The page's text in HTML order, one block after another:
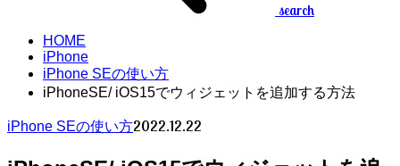
search
HOME
iPhone
iPhone SEの使い方
iPhoneSE/ iOS15でウィジェットを追加する方法
iPhone SEの使い方2022.12.22